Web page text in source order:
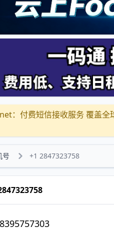
：付费短信接收服务 覆盖
号 +1 2847323758